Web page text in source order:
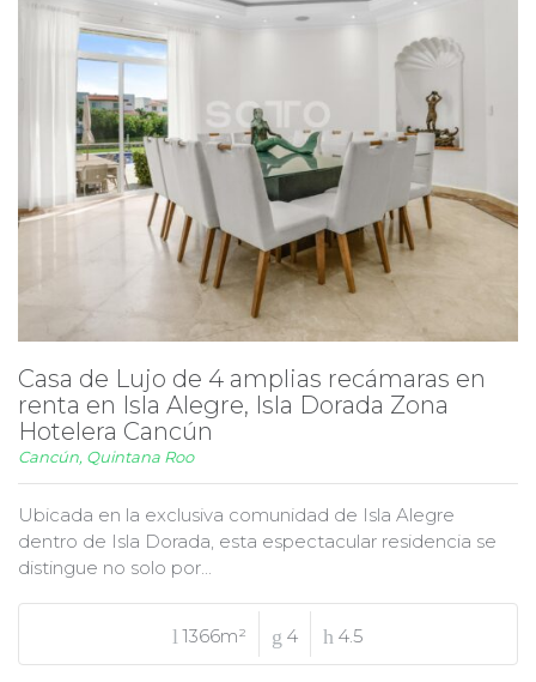
Casa de Lujo de 4 amplias recámaras en
renta en Isla Alegre, Isla Dorada Zona
Hotelera Cancún
Cancún, Quintana Roo
Ubicada en la exclusiva comunidad de Isla Alegre
dentro de Isla Dorada, esta espectacular residencia se
distingue no solo por...
1366m² 4 4.5